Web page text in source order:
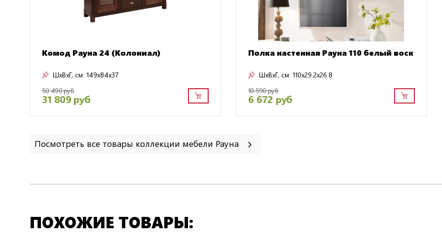
Комод Рауна 24 (Колониал)
ШxВxГ, см: 149x84x37
50 490 руб
31 809 руб
Полка настенная Рауна 110 белый воск
ШxВxГ, см: 110x29.2x26.8
10 590 руб
6 672 руб
Посмотреть все товары коллекции мебели Рауна
ПОХОЖИЕ ТОВАРЫ: